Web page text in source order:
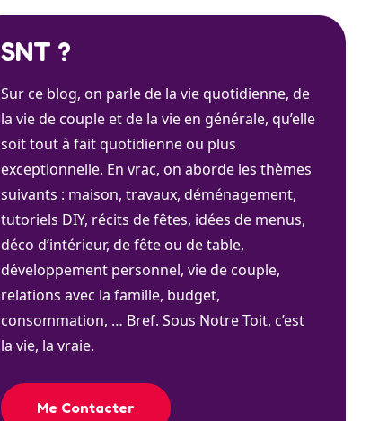
SNT ?
Sur ce blog, on parle de la vie quotidienne, de
la vie de couple et de la vie en générale, qu’elle
soit tout à fait quotidienne ou plus
exceptionnelle. En vrac, on aborde les thèmes
suivants : maison, travaux, déménagement,
tutoriels DIY, récits de fêtes, idées de menus,
déco d’intérieur, de fête ou de table,
développement personnel, vie de couple,
relations avec la famille, budget,
consommation, … Bref. Sous Notre Toit, c’est
la vie, la vraie.
Me Contacter